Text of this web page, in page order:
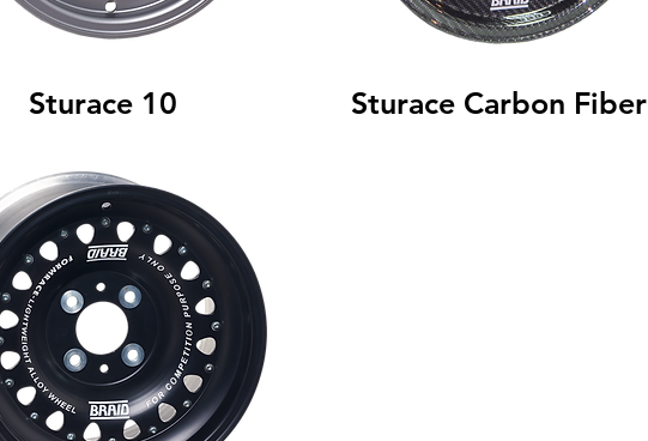
Sturace 10 Sturace Carbon Fiber